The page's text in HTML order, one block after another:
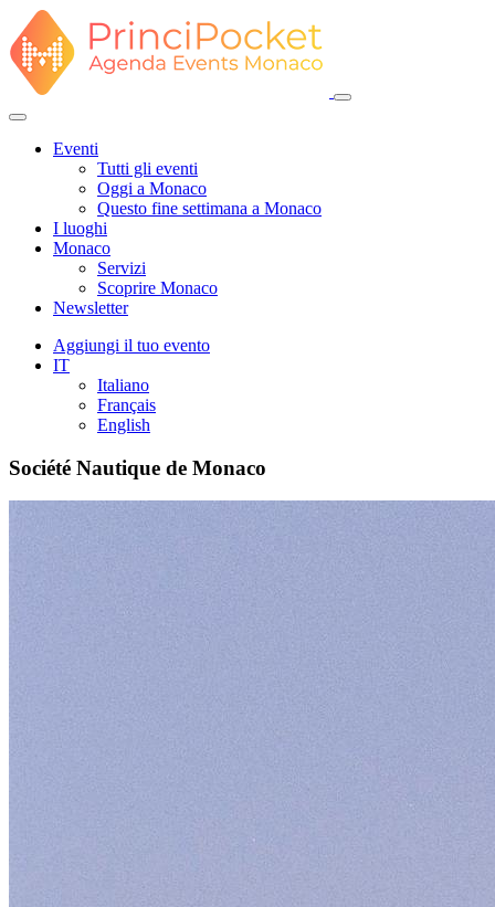
Eventi
Tutti gli eventi
Oggi a Monaco
Questo fine settimana a Monaco
I luoghi
Monaco
Servizi
Scoprire Monaco
Newsletter
Aggiungi il tuo evento
IT
Italiano
Français
English
Société Nautique de Monaco